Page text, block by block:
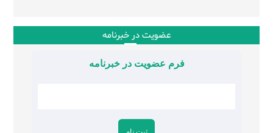
عضویت در خبرنامه
فرم عضویت در خبرنامه